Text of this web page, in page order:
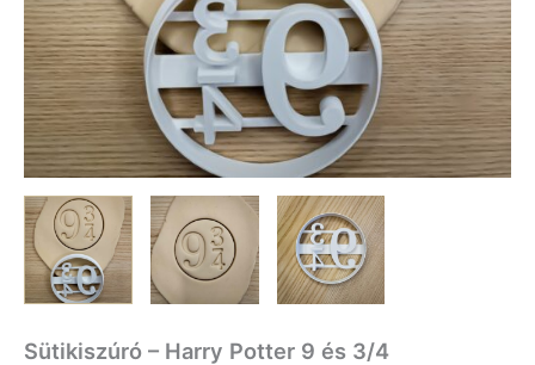
Sütikiszúró – Harry Potter 9 és 3/4